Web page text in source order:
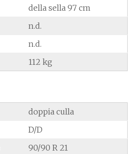
della sella 97 cm
n.d.
n.d.
112 kg
doppia culla
D/D
90/90 R 21